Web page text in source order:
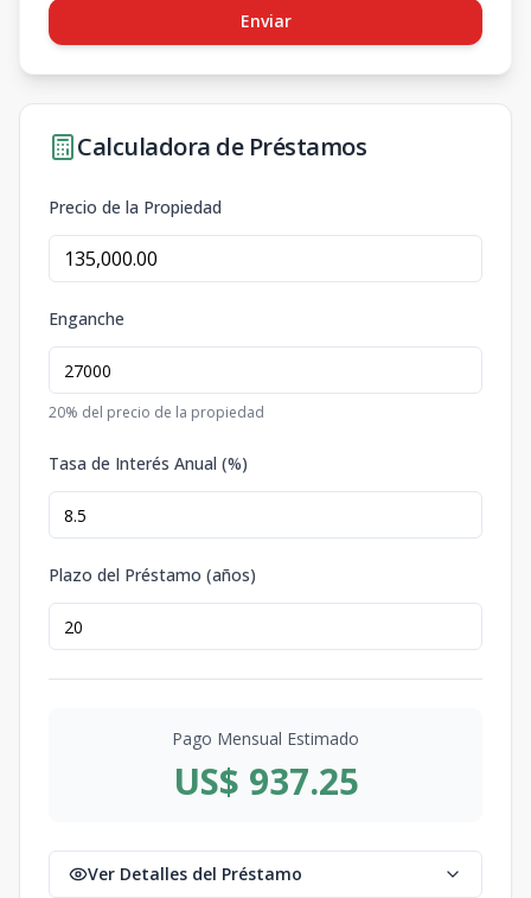
Enviar
Calculadora de Préstamos
Precio de la Propiedad
Enganche
20% del precio de la propiedad
Tasa de Interés Anual (%)
Plazo del Préstamo (años)
Pago Mensual Estimado
US$ 937.25
Ver Detalles del Préstamo